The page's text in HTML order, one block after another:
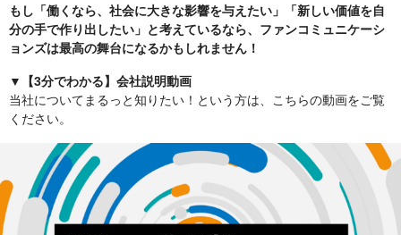
もし「働くなら、社会に大きな影響を与えたい」「新しい価値を自
分の手で作り出したい」と考えているなら、ファンコミュニケーシ
ョンズは最高の舞台になるかもしれません！
▼【3分でわかる】会社説明動画
当社についてまるっと知りたい！という方は、こちらの動画をご覧
ください。